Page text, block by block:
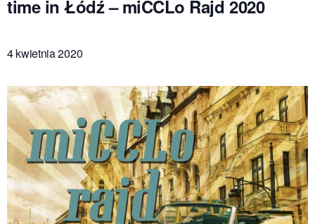
time in Łódź – miCCLo Rajd 2020
4 kwietnia 2020